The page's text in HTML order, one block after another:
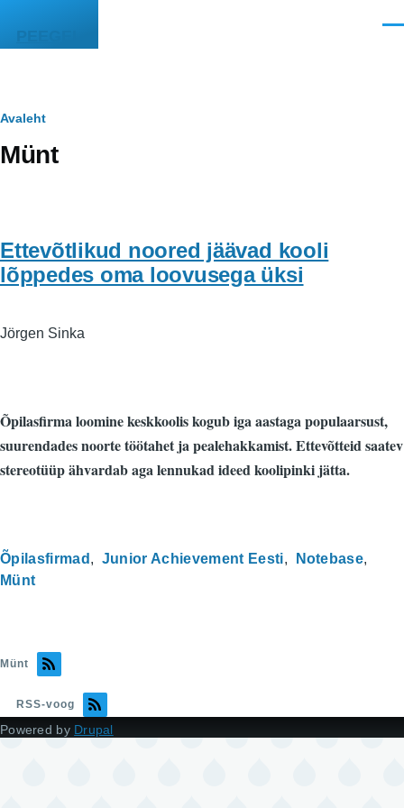
PEEGEL
Leivapuru
Avaleht
Münt
Ettevõtlikud noored jäävad kooli
lõppedes oma loovusega üksi
Jörgen Sinka
Õpilasfirma loomine keskkoolis kogub iga aastaga populaarsust,
suurendades noorte töötahet ja pealehakkamist. Ettevõtteid saatev
stereotüüp ähvardab aga lennukad ideed koolipinki jätta.
Õpilasfirmad Junior Achievement Eesti
Notebase
Münt
Münt
RSS-voog
Powered by Drupal